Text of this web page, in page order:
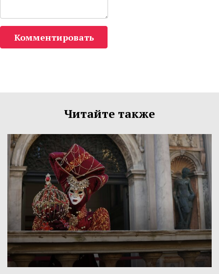
Комментировать
Читайте также